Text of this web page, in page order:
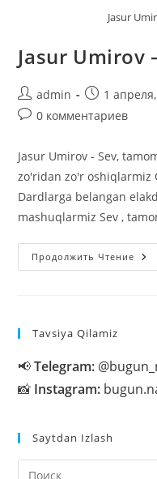
Jasur
Jasur Umirov
Автор
записи:
admin
Запись
1
Комментарии
0 комментариев
Jasur Umirov - Sev,
zo'ridan zo'r
Dardlarga belangan
mashuqlarmiz Sev ,
Продолжить Чтение Jasur
Tavsiya Qilamiz
📢Telegram:
📸 Instagram:
Saytdan Izlash